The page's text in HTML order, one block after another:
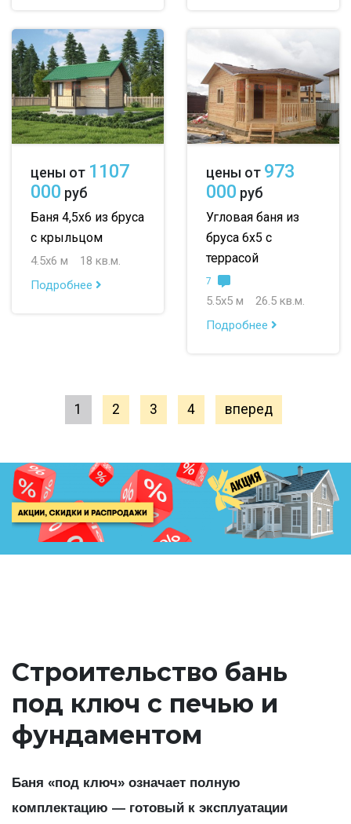
цены от 1107
000 руб
Баня 4,5х6 из бруса
с крыльцом
4.5х6 м
18 кв.м.
Подробнее
цены от 973
000 руб
Угловая баня из
бруса 6х5 с
террасой
7
5.5х5 м
26.5 кв.м.
Подробнее
1 2 3 4 вперед
Строительство бань
под ключ с печью и
фундаментом
Баня «под ключ» означает полную
комплектацию — готовый к эксплуатации